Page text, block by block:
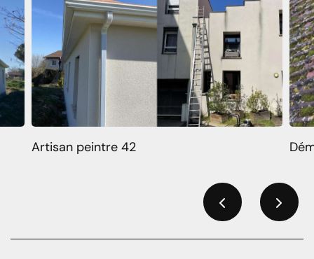
Artisan peintre 42